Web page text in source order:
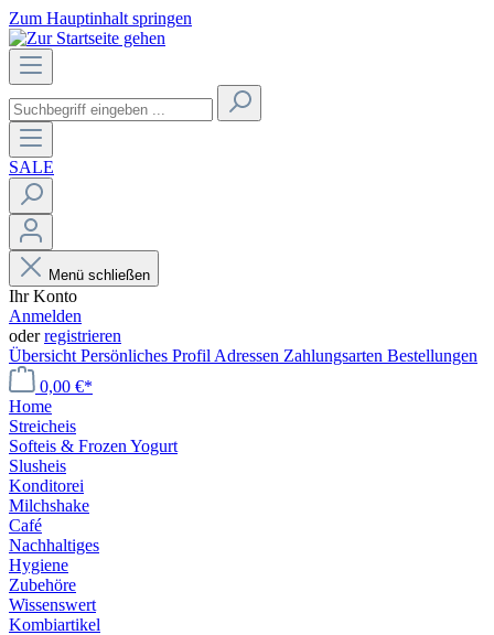
Zum Hauptinhalt springen
SALE
Menü schließen
Ihr Konto
Anmelden
oderregistrieren
Übersicht Persönliches Profil Adressen Zahlungsarten Bestellungen
0,00 €*
Home
Streicheis
Softeis & Frozen Yogurt
Slusheis
Konditorei
Milchshake
Café
Nachhaltiges
Hygiene
Zubehöre
Wissenswert
Kombiartikel